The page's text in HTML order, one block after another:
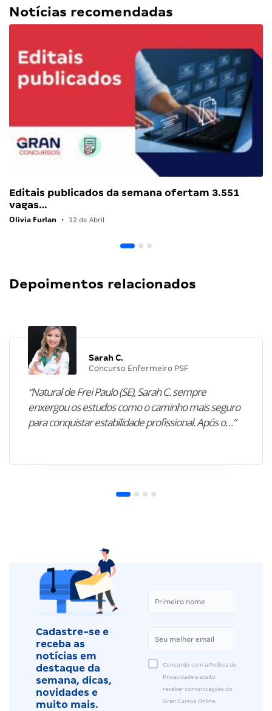
Notícias recomendadas
Editais publicados da semana ofertam 3.551
vagas…
Olivia Furlan • 12 de Abril
Depoimentos relacionados
Sarah C.
Concurso Enfermeiro PSF
“Natural de Frei Paulo (SE), Sarah C. sempre
enxergou os estudos como o caminho mais seguro
para conquistar estabilidade profissional. Após o…”
Cadastre-se e
receba as
notícias em
destaque da
semana, dicas,
novidades e
muito mais.
Concordo com a Política de
Privacidade e aceito
receber comunicações do
Gran Cursos Online.